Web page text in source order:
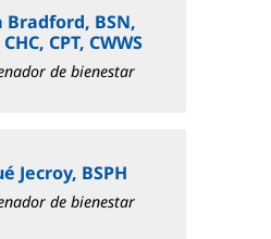
Bradford, BSN,
CPT, CWWS
de bienestar
Jecroy, BSPH
de bienestar